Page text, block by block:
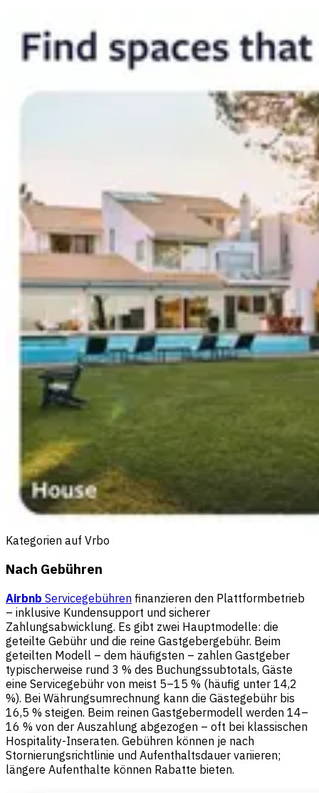
Kategorien auf Vrbo
Nach Gebühren
Airbnb Servicegebühren finanzieren den Plattformbetrieb
– inklusive Kundensupport und sicherer
Zahlungsabwicklung. Es gibt zwei Hauptmodelle: die
geteilte Gebühr und die reine Gastgebergebühr. Beim
geteilten Modell – dem häufigsten – zahlen Gastgeber
typischerweise rund 3 % des Buchungssubtotals, Gäste
eine Servicegebühr von meist 5–15 % (häufig unter 14,2
%). Bei Währungsumrechnung kann die Gästegebühr bis
16,5 % steigen. Beim reinen Gastgebermodell werden 14–
16 % von der Auszahlung abgezogen – oft bei klassischen
Hospitality-Inseraten. Gebühren können je nach
Stornierungsrichtlinie und Aufenthaltsdauer variieren;
längere Aufenthalte können Rabatte bieten.